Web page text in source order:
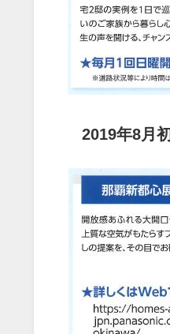
2019年8月